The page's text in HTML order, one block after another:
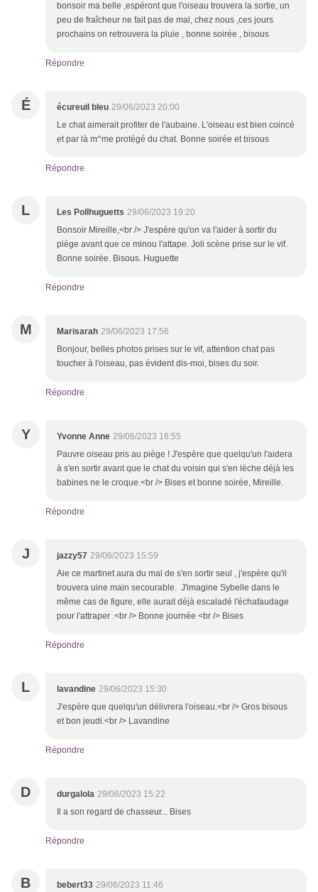
bonsoir ma belle ,espéront que l'oiseau trouvera la sortie, un
peu de fraîcheur ne fait pas de mal, chez nous ,ces jours
prochains on retrouvera la pluie , bonne soirée , bisous
Répondre
É écureuil bleu 29/06/2023 20:00
Le chat aimerait profiter de l'aubaine. L'oiseau est bien coincé
et par là m^me protégé du chat. Bonne soirée et bisous
Répondre
L Les Pollhuguetts 29/06/2023 19:20
Bonsoir Mireille,<br /> J'espère qu'on va l'aider à sortir du
piège avant que ce minou l'attape. Joli scène prise sur le vif.
Bonne soirée. Bisous. Huguette
Répondre
M Marisarah 29/06/2023 17:56
Bonjour, belles photos prises sur le vif, attention chat pas
toucher à l'oiseau, pas évident dis-moi, bises du soir.
Répondre
Y Yvonne Anne 29/06/2023 16:55
Pauvre oiseau pris au piège ! J'espère que quelqu'un l'aidera
à s'en sortir avant que le chat du voisin qui s'en lèche déjà les
babines ne le croque.<br /> Bises et bonne soirée, Mireille.
Répondre
J jazzy57 29/06/2023 15:59
Aie ce martinet aura du mal de s'en sortir seul , j'espère qu'il
trouvera uine main secourable. J'imagine Sybelle dans le
même cas de figure, elle aurait déjà escaladé l'échafaudage
pour l'attraper .<br /> Bonne journée <br /> Bises
Répondre
L lavandine 29/06/2023 15:30
J'espère que quelqu'un délivrera l'oiseau.<br /> Gros bisous
et bon jeudi.<br /> Lavandine
Répondre
D durgalola 29/06/2023 15:22
Il a son regard de chasseur... Bises
Répondre
B bebert33 29/06/2023 11:46